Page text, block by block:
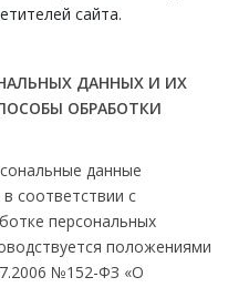
сайта.
ДАННЫХ И ИХ
ОБРАБОТКИ
данные
соответствии с
персональных
положениями
№152-ФЗ «О